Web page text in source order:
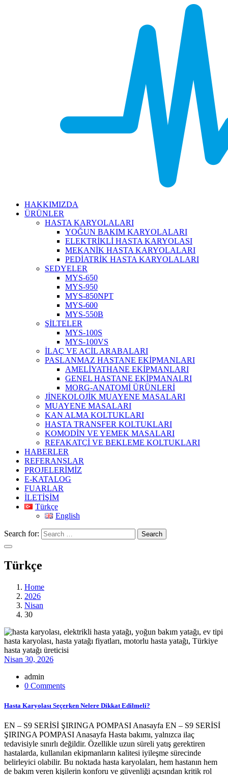
HAKKIMIZDA
ÜRÜNLER
HASTA KARYOLALARI
YOĞUN BAKIM KARYOLALARI
ELEKTRİKLİ HASTA KARYOLASI
MEKANİK HASTA KARYOLALARI
PEDİATRİK HASTA KARYOLALARI
SEDYELER
MYS-650
MYS-950
MYS-850NPT
MYS-600
MYS-550B
ŞİLTELER
MYS-100S
MYS-100VS
İLAÇ VE ACİL ARABALARI
PASLANMAZ HASTANE EKİPMANLARI
AMELİYATHANE EKİPMANLARI
GENEL HASTANE EKİPMANALRI
MORG-ANATOMİ ÜRÜNLERİ
JİNEKOLOJİK MUAYENE MASALARI
MUAYENE MASALARI
KAN ALMA KOLTUKLARI
HASTA TRANSFER KOLTUKLARI
KOMODİN VE YEMEK MASALARI
REFAKATÇİ VE BEKLEME KOLTUKLARI
HABERLER
REFERANSLAR
PROJELERİMİZ
E-KATALOG
FUARLAR
İLETİŞİM
Türkçe
English
Search for: Search
Türkçe
Home
2026
Nisan
30
Nisan 30, 2026
admin
0 Comments
Hasta Karyolası Seçerken Nelere Dikkat Edilmeli?
EN – S9 SERİSİ ŞIRINGA POMPASI Anasayfa EN – S9 SERİSİ
ŞIRINGA POMPASI Anasayfa Hasta bakımı, yalnızca ilaç
tedavisiyle sınırlı değildir. Özellikle uzun süreli yatış gerektiren
hastalarda, kullanılan ekipmanların kalitesi iyileşme sürecinde
belirleyici olabilir. Bu noktada hasta karyolaları, hem hastanın hem
de bakım veren kişilerin konforu ve güvenliği açısından kritik rol